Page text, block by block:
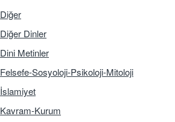
Diğer
Diğer Dinler
Dini Metinler
Felsefe-Sosyoloji-Psikoloji-Mitoloji
İslamiyet
Kavram-Kurum